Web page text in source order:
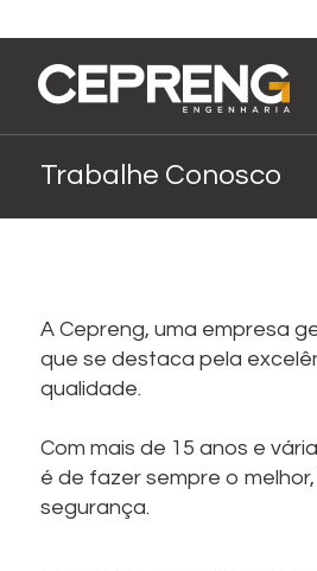
Trabalhe Conosco
A Cepreng, uma empresa
que se destaca pela
qualidade.
Com mais de 15 anos e
é de fazer sempre o
segurança.